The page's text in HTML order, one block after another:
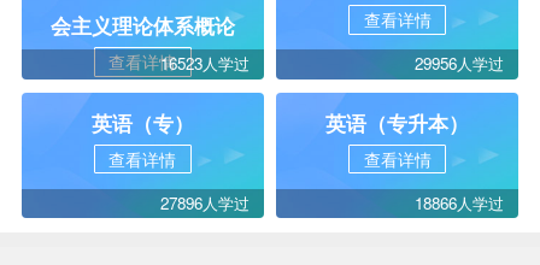
会主义理论体系概论
查看详情16523人学过
查看详情
29956人学过
英语（专）
查看详情
27896人学过
英语（专升本）
查看详情
18866人学过